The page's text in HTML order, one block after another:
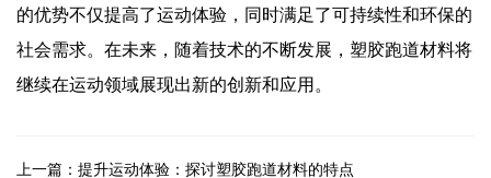
的优势不仅提高了运动体验，同时满足了可持续性和环保的
社会需求。在未来，随着技术的不断发展，塑胶跑道材料将
继续在运动领域展现出新的创新和应用。
上一篇： 提升运动体验：探讨塑胶跑道材料的特点